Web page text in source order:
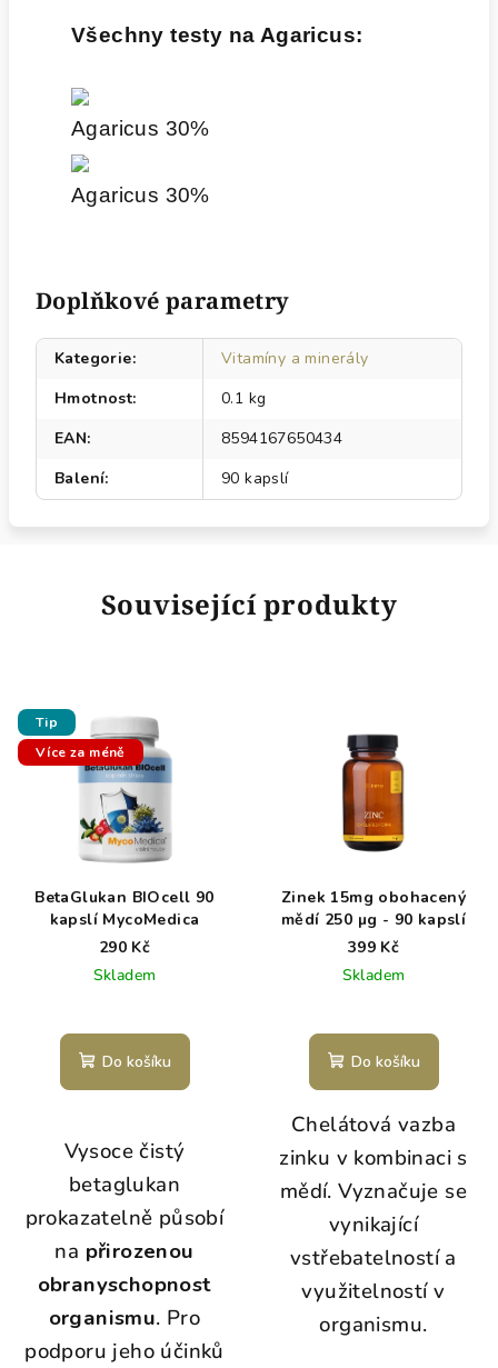
Všechny testy na Agaricus:
Agaricus 30%
Agaricus 30%
Doplňkové parametry
Kategorie:
Vitamíny a minerály
Hmotnost:
0.1 kg
EAN:
8594167650434
Balení: 90 kapslí
Související produkty
Tip
Více za méně
BetaGlukan BIOcell 90
kapslí MycoMedica
290 Kč
Skladem
Do košíku
Vysoce čistý
betaglukan
prokazatelně působí
na přirozenou
obranyschopnost
organismu. Pro
podporu jeho účinků
Zinek 15mg obohacený
mědí 250 µg - 90 kapslí
399 Kč
Skladem
Do košíku
Chelátová vazba
zinku v kombinaci s
mědí. Vyznačuje se
vynikající
vstřebatelností a
využitelností v
organismu.